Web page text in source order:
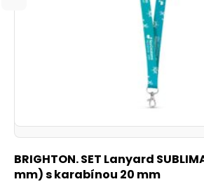
BRIGHTON. SET Lanyard
mm) s karabínou 20 mm